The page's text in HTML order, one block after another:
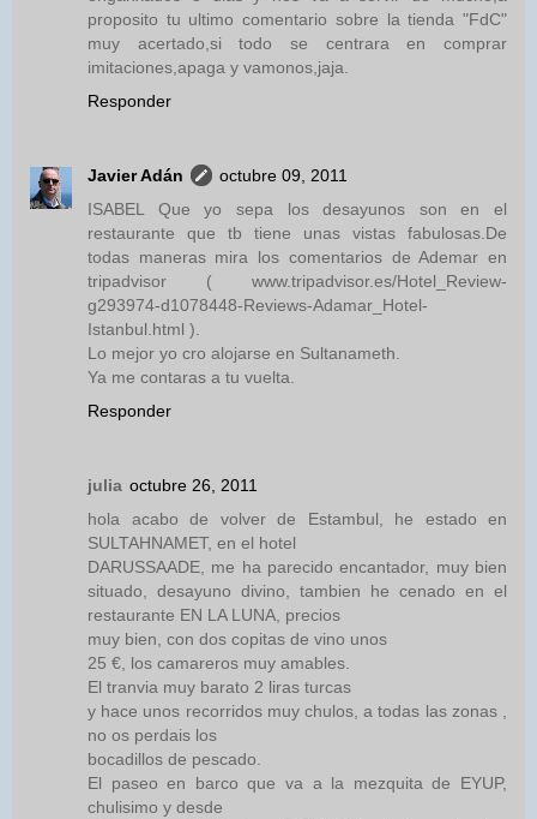
proposito tu ultimo comentario sobre la tienda "FdC"
muy acertado,si todo se centrara en comprar
imitaciones,apaga y vamonos,jaja.
Responder
Javier Adán
octubre 09, 2011
ISABEL Que yo sepa los desayunos son en el
restaurante que tb tiene unas vistas fabulosas.De
todas maneras mira los comentarios de Ademar en
tripadvisor ( www.tripadvisor.es/Hotel_Review-
g293974-d1078448-Reviews-Adamar_Hotel-
Istanbul.html ).
Lo mejor yo cro alojarse en Sultanameth.
Ya me contaras a tu vuelta.
Responder
julia octubre 26, 2011
hola acabo de volver de Estambul, he estado en
SULTAHNAMET, en el hotel
DARUSSAADE, me ha parecido encantador, muy bien
situado, desayuno divino, tambien he cenado en el
restaurante EN LA LUNA, precios
muy bien, con dos copitas de vino unos
25 €, los camareros muy amables.
El tranvia muy barato 2 liras turcas
y hace unos recorridos muy chulos, a todas las zonas ,
no os perdais los
bocadillos de pescado.
El paseo en barco que va a la mezquita de EYUP,
chulisimo y desde